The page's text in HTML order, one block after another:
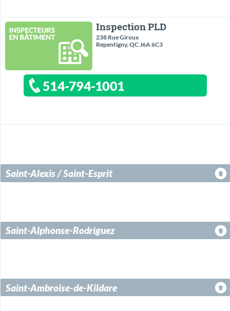
Inspection PLD
238 Rue Giroux
Repentigny, QC J6A 6C3
514-794-1001
Saint-Alexis / Saint-Esprit
Saint-Alphonse-Rodriguez
Saint-Ambroise-de-Kildare